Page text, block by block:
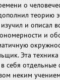
о
теорию
и описал
и
Эта
себя
неким